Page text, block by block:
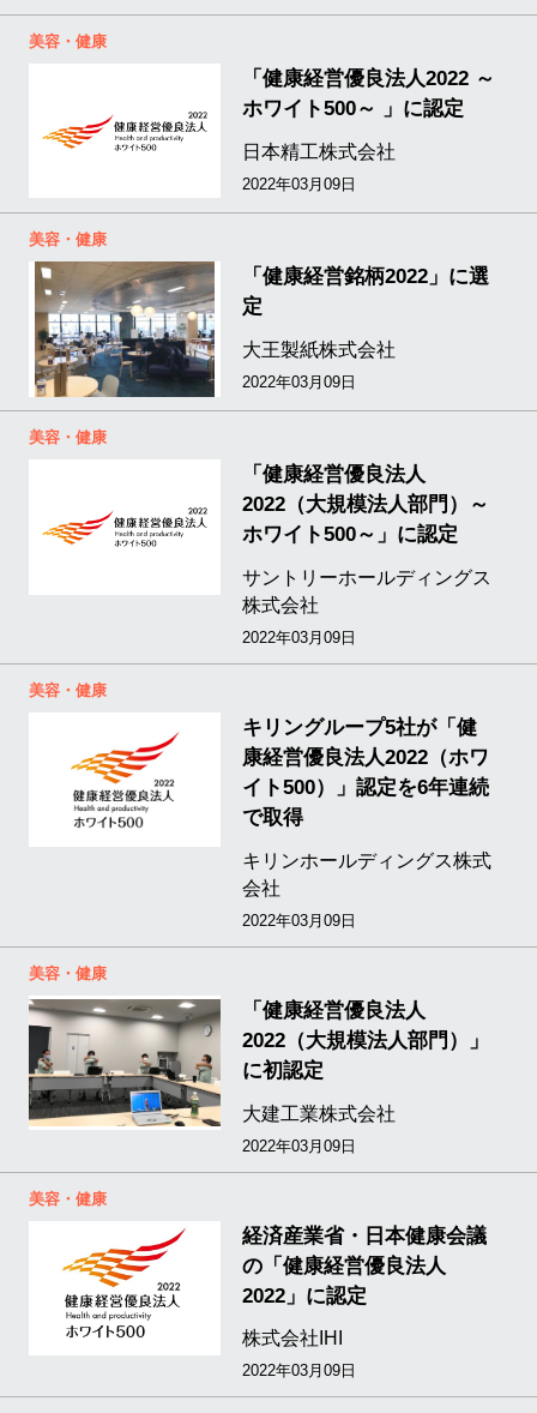
美容・健康
「健康経営優良法人2022 ～
ホワイト500～ 」に認定
日本精工株式会社
2022年03月09日
美容・健康
「健康経営銘柄2022」に選
定
大王製紙株式会社
2022年03月09日
美容・健康
「健康経営優良法人
2022（大規模法人部門）～
ホワイト500～」に認定
サントリーホールディングス
株式会社
2022年03月09日
美容・健康
キリングループ5社が「健
康経営優良法人2022（ホワ
イト500）」認定を6年連続
で取得
キリンホールディングス株式
会社
2022年03月09日
美容・健康
「健康経営優良法人
2022（大規模法人部門）」
に初認定
大建工業株式会社
2022年03月09日
美容・健康
経済産業省・日本健康会議
の「健康経営優良法人
2022」に認定
株式会社IHI
2022年03月09日